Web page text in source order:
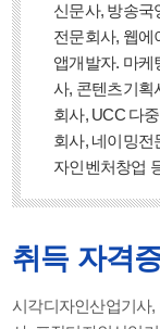
신문사, 방송국
전문회사, 웹에
앱개발자. 마케
사, 콘텐츠기획
회사, UCC 다
회사, 네이밍전
자인벤처창업
취득 자격
시각디자인산업기사